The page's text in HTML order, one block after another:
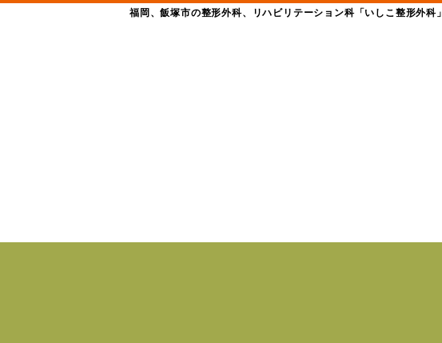
福岡、飯塚市の整形外科、リハビリテーション科「いしこ整形外科」